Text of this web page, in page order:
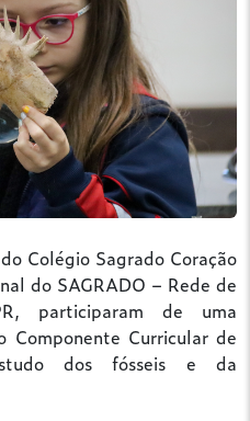
Colégio Sagrado Coração
do SAGRADO – Rede de
participaram de uma
Componente Curricular de
dos fósseis e da